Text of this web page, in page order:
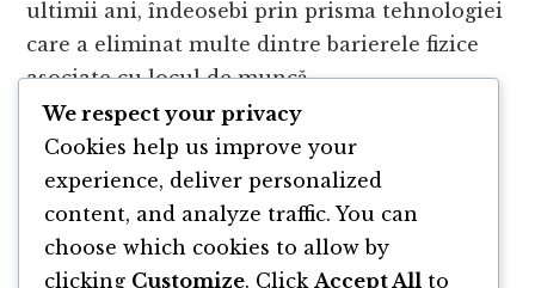
ultimii ani, îndeosebi prin prisma tehnologiei
care a eliminat multe dintre barierele fizice
asociate cu locul de muncă …
CONTINUE READINGABOUT
TELEMUNCA
DE
LA
BIROUL
TRADIȚIONAL
→
We respect your privacy
Cookies help us improve your
experience, deliver personalized
content, and analyze traffic. You can
choose which cookies to allow by
clicking Customize. Click Accept All to